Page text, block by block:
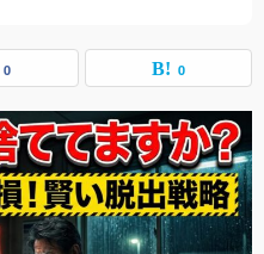
0 0